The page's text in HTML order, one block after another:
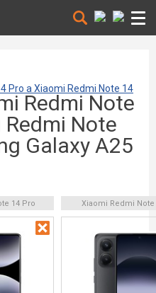
Pro a Xiaomi Redmi Note 14
Redmi Note
Note
Galaxy A25
14 Pro Xiaomi Redmi Note